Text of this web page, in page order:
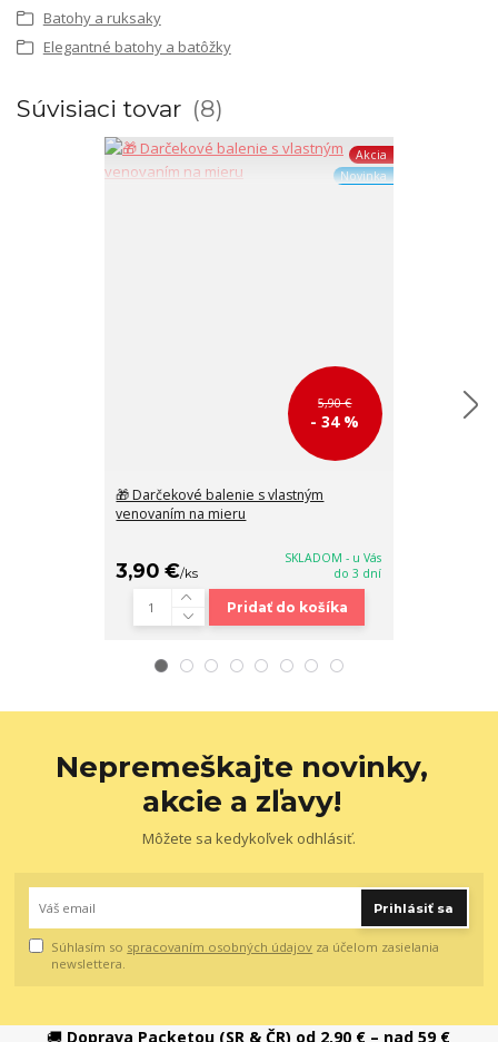
Batohy a ruksaky
Elegantné batohy a batôžky
Súvisiaci tovar 8
Akcia
Novinka
5,90 €
- 34 %
🎁 Darčekové balenie s vlastným
venovaním na mieru
3,90 €/ks
SKLADOM - u Vás
do 3 dní
Pridať do košíka
Nepremeškajte novinky,
akcie a zľavy!
Môžete sa kedykoľvek odhlásiť.
Prihlásiť sa
Súhlasím so spracovaním osobných údajov za účelom zasielania
newslettera.
🚚 Doprava Packetou (SR & ČR) od 2,90 € – nad 59 €